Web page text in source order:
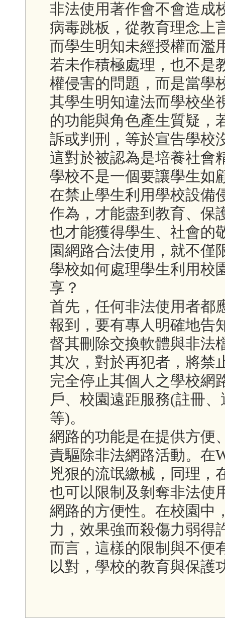
非法使用著作會不會造成
病毒跳板，從教育理念上
而學生明知未經授權而濫
若未作積極處理，也不是
權侵害的問題，而是當學
其學生明知違法而學校坐
的功能與角色產生質疑，
訴或判刑，等於宣告學校
這對於被認為是培養社會
學校不是一個要讓學生如
在禁止學生利用學校設備
作為，才能盡到教育、保
也才能獲得學生、社會的
園網路合法使用，就不僅
學校如何處理學生利用校
享？
首先，任何非法使用者都
報到，要有專人明確地告
督其刪除交換軟體與非法
其次，對於再犯者，將禁
完全停止其個人之學校網
戶、校園遠距服務(註冊
等)。
網路的功能是在提供方便
責驅除非法網路活動。在
兇狠的流氓繳械，同理，
也可以限制及剝奪非法使
網路的方便性。在校園中
力，效果強而殺傷力弱得
而言，這樣的限制與不便
以對，學校的教育與保護